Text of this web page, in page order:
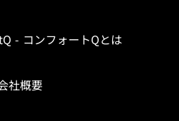
- コンフォートQとは
社概要